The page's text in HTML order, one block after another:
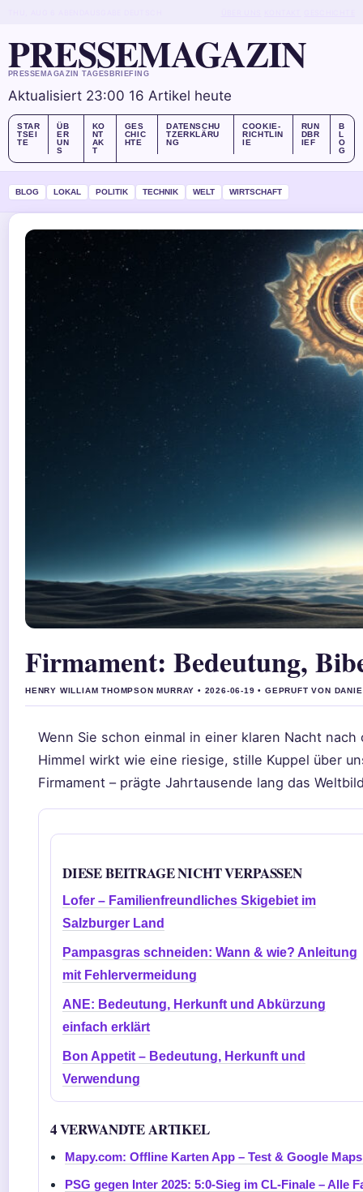
PRESSEMAGAZIN
PRESSEMAGAZIN TAGESBRIEFING
Aktualisiert 23:00 16 Artikel heute
STAR
TSEI
TE
ÜB
ER
UN
S
KO
NT
AK
T
GES
CHIC
HTE
DATENSCHU
TZERKLÄRU
NG
COOKIE-
RICHTLIN
IE
RUN
DBR
IEF
B
L
O
G
BLOG LOKAL POLITIK TECHNIK WELT WIRTSCHAFT
Firmament: Bedeutung,
HENRY WILLIAM THOMPSON MURRAY • 2026-06-19 • GEPRUFT VON
Wenn Sie schon einmal in einer klaren Nacht
Himmel wirkt wie eine riesige, stille Kuppel über
Firmament – prägte Jahrtausende lang das
DIESE BEITRAGE NICHT VERPASSEN
Lofer – Familienfreundliches Skigebiet im
Salzburger Land
Pampasgras schneiden: Wann & wie? Anleitung
mit Fehlervermeidung
ANE: Bedeutung, Herkunft und Abkürzung
einfach erklärt
Bon Appetit – Bedeutung, Herkunft und
Verwendung
4 VERWANDTE ARTIKEL
Mapy.com: Offline Karten App – Test & Google
PSG gegen Inter 2025: 5:0-Sieg im CL-Finale – Alle